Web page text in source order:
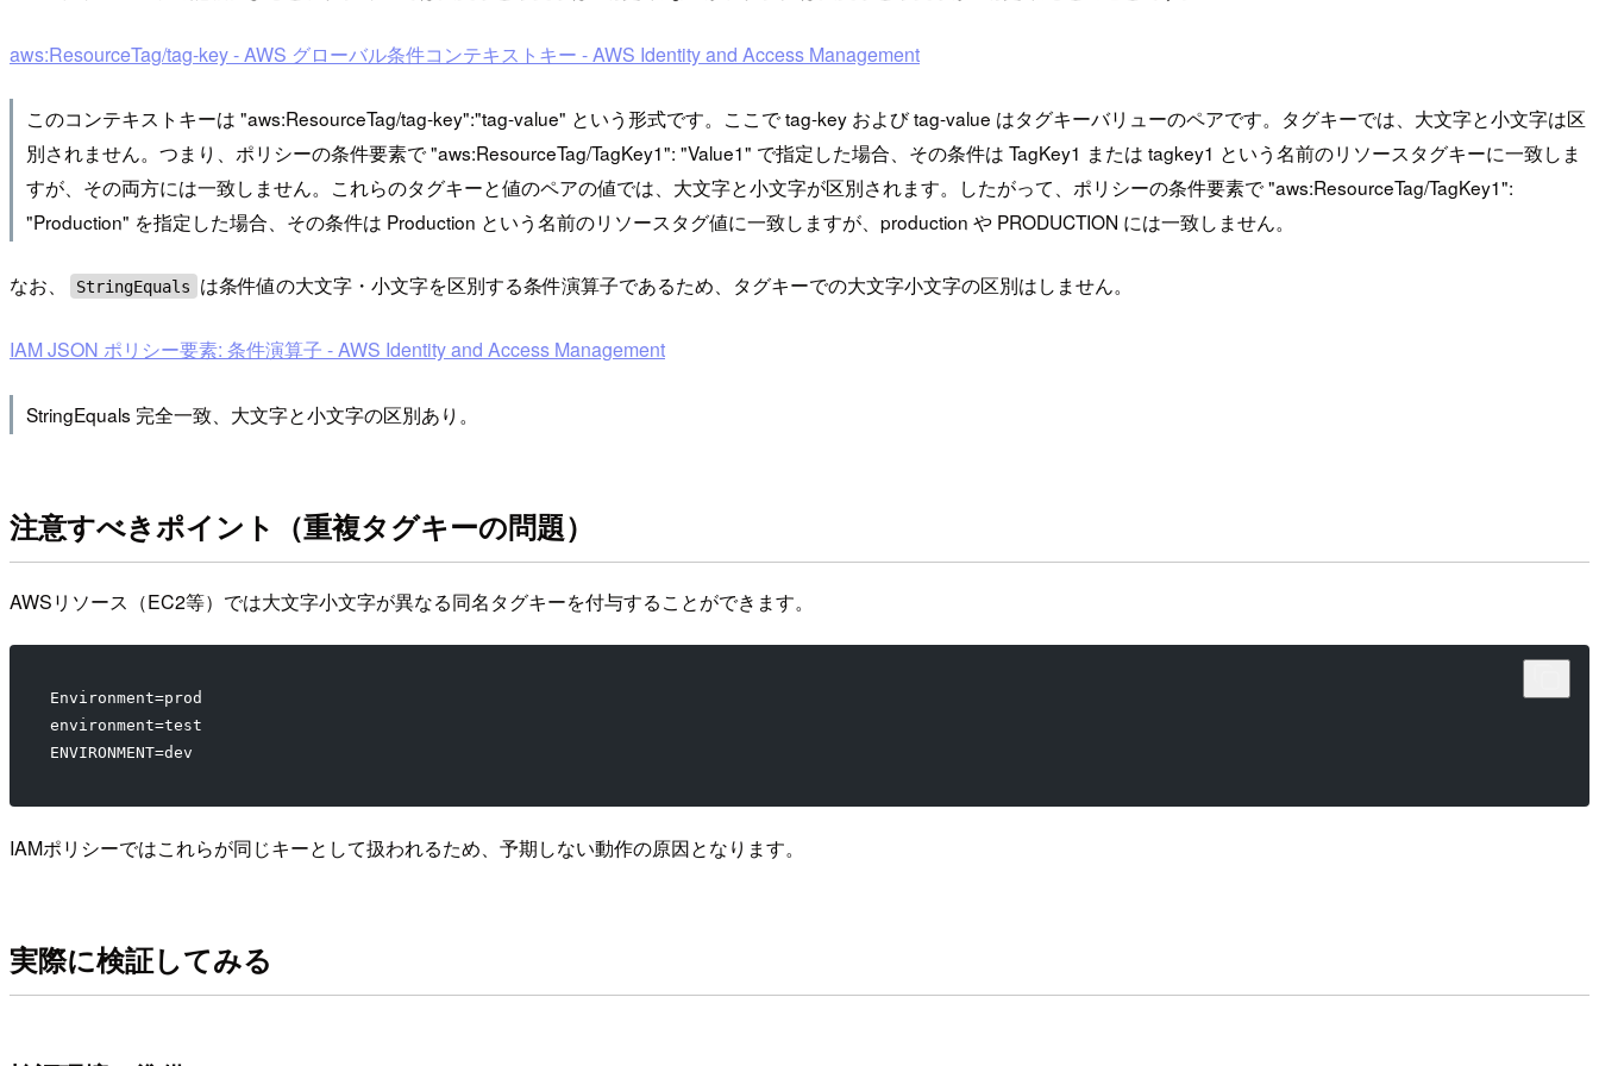
aws:ResourceTag/tag-key - AWS グローバル条件コンテキストキー - AWS Identity and Access Management
このコンテキストキーは "aws:ResourceTag/tag-key":"tag-value" という形式です。ここで tag-key および tag-value はタグキーバリューのペアです。タグキーでは、大文字と小文字は区
別されません。つまり、ポリシーの条件要素で "aws:ResourceTag/TagKey1": "Value1" で指定した場合、その条件は TagKey1 または tagkey1 という名前のリソースタグキーに一致しま
すが、その両方には一致しません。これらのタグキーと値のペアの値では、大文字と小文字が区別されます。したがって、ポリシーの条件要素で "aws:ResourceTag/TagKey1":
"Production" を指定した場合、その条件は Production という名前のリソースタグ値に一致しますが、production や PRODUCTION には一致しません。
なお、 StringEquals は条件値の大文字・小文字を区別する条件演算子であるため、タグキーでの大文字小文字の区別はしません。
IAM JSON ポリシー要素: 条件演算子 - AWS Identity and Access Management
StringEquals 完全一致、大文字と小文字の区別あり。
注意すべきポイント（重複タグキーの問題）
AWSリソース（EC2等）では大文字小文字が異なる同名タグキーを付与することができます。
Environment=prod
environment=test
ENVIRONMENT=dev
IAMポリシーではこれらが同じキーとして扱われるため、予期しない動作の原因となります。
実際に検証してみる